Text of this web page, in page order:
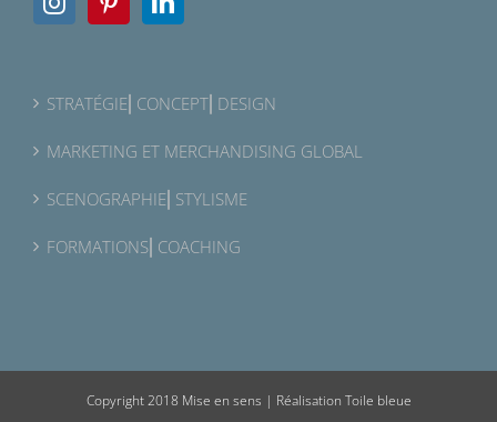
STRATÉGIE⎜CONCEPT⎜DESIGN
MARKETING ET MERCHANDISING GLOBAL
SCENOGRAPHIE⎜STYLISME
FORMATIONS⎜COACHING
Copyright 2018 Mise en sens | Réalisation Toile bleue